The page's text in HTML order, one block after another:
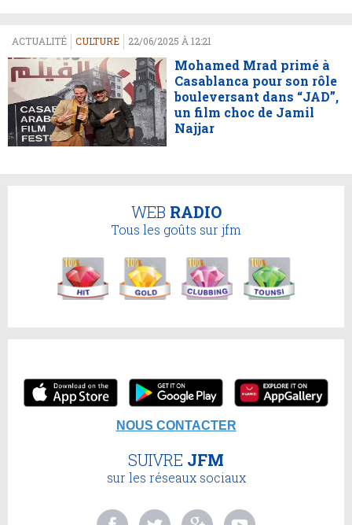
ACTUALITÉ CULTURE 22/06/2025 À 12:21
Mohamed Mrad primé à
Casablanca pour son rôle
bouleversant dans “JAD”,
un film choc de Jamil
Najjar
WEB RADIO
Tous les goûts sur jfm
NOUS CONTACTER
SUIVRE JFM
sur les réseaux sociaux